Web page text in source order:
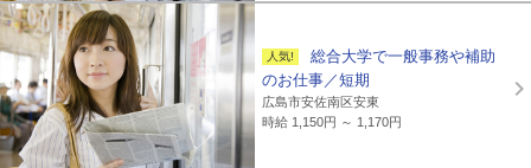
総合大学で一般事務や補助
のお仕事／短期
広島市安佐南区安東
時給 1,150円 ～ 1,170円